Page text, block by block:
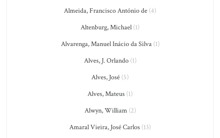
Almeida, Francisco António de (4)
Altenburg, Michael (1)
Alvarenga, Manuel Inácio da Silva(1)
Alves, J. Orlando(1)
Alves, José (5)
Alves, Mateus (1)
Alwyn, William(2)
Amaral Vieira, José Carlos (13)